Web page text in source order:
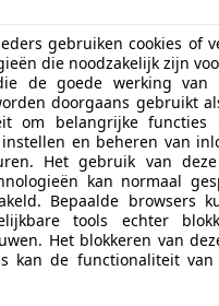
€ 24.890
07/2014
gebruiken cookies of
die noodzakelijk zijn
de goede werking van
doorgaans gebruikt
om belangrijke functies
en beheren van
Het gebruik van
kan normaal
Bepaalde browsers
tools echter
Het blokkeren van
kan de functionaliteit